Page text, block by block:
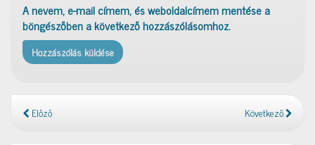
A nevem, e-mail címem, és weboldalcímem mentése a
böngészőben a következő hozzászólásomhoz.
Előző Következő